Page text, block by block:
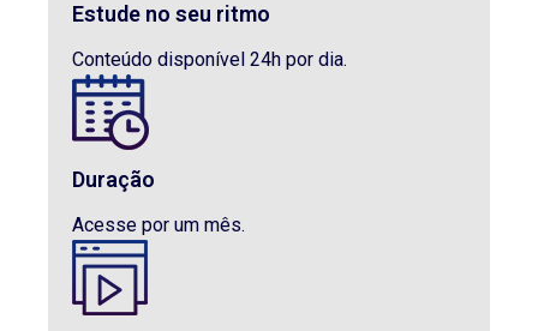
Estude no seu ritmo
Conteúdo disponível 24h por dia.
Duração
Acesse por um mês.